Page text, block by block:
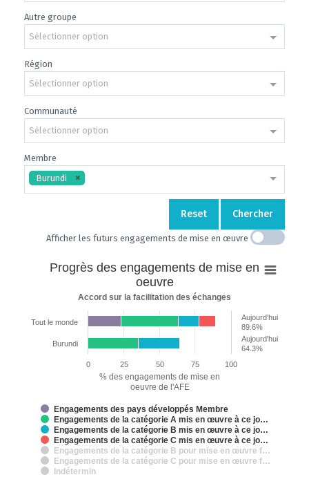
Autre groupe
Sélectionner option
Région
Sélectionner option
Communauté
Sélectionner option
Membre
Burundi
Reset Chercher
Afficher les futurs engagements de mise en œuvre
mise
Bar chart with 7 data series.
Accord sur la facilitation des échanges
The chart has 1 Y axis displaying % des engagements de mise en
% des engagements de mise en
oeuvre de l'AFE
Progrès des engagements de mise en
oeuvre
Accord sur la facilitation des échanges
Engagements des pays développés Membre
Engagements de la catégorie A mis en œuvre à ce jo…
Engagements de la catégorie B mis en œuvre à ce jo…
Engagements de la catégorie C mis en œuvre à ce jo…
Engagements de la catégorie B pour mise en œuvre f…
Engagements de la catégorie C pour mise en œuvre f…
Indétermin
Tout le monde
Burundi
Aujourd'hui
89.6%
Aujourd'hui
64.3%
0
100
25 50 75